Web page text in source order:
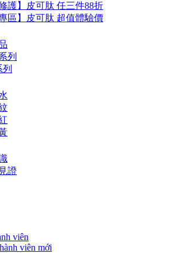
護】皮可肽 任三件88折
專區】皮可肽 超值體驗價
列
證
viên
viên mới